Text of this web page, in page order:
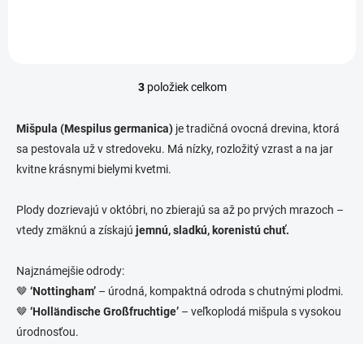
O
l
á
d
e
p
y
v
3položiek celkom
Mišpula (Mespilus germanica) je tradičná ovocná drevina, ktorá
sa pestovala už v stredoveku. Má nízky, rozložitý vzrast a na jar
kvitne krásnymi bielymi kvetmi.
Plody dozrievajú v októbri, no zbierajú sa až po prvých mrazoch –
vtedy zmäknú a získajú jemnú, sladkú, korenistú chuť.
Najznámejšie odrody:
🤎 ‘Nottingham’ – úrodná, kompaktná odroda s chutnými plodmi.
🤎 ‘Holländische Großfruchtige’ – veľkoplodá mišpula s vysokou
úrodnosťou.